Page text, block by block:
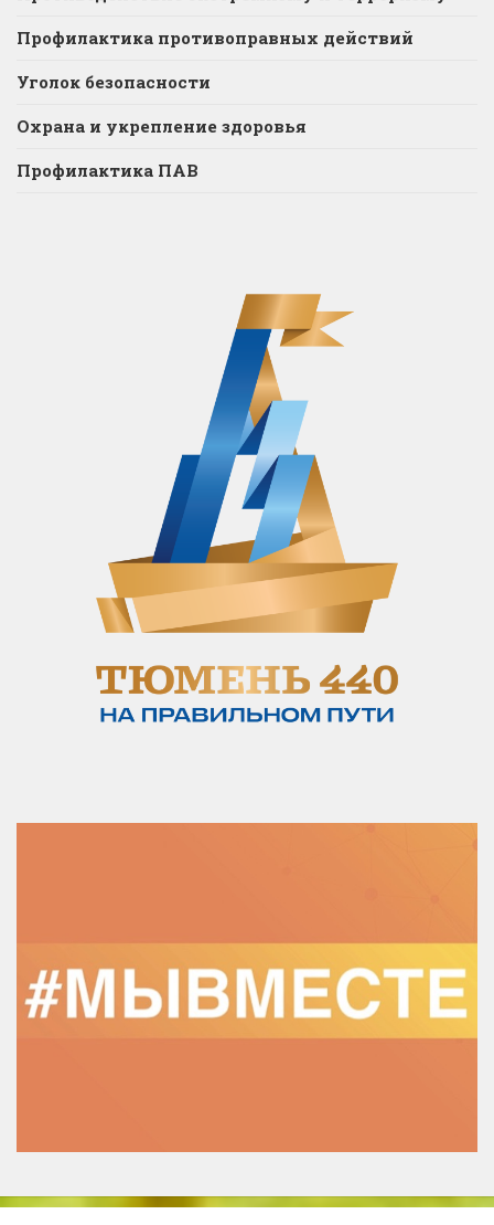
Профилактика противоправных действий
Уголок безопасности
Охрана и укрепление здоровья
Профилактика ПАВ